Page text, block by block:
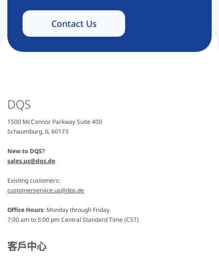
Contact Us
DQS
1500 McConnor Parkway Suite 400
Schaumburg, IL 60173
New to DQS?
sales.us@dqs.de
Existing customers:
customerservice.us@dqs.de
Office Hours: Monday through Friday
7:00 am to 5:00 pm Central Standard Time (CST)
客戶中心